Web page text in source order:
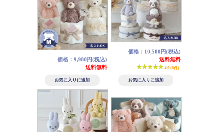
価格：9,980円(税込)
送料無料
価格：10,500円(税込)
送料無料
4.9 (8件)